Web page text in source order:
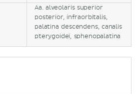
Aa. alveolaris superior
posterior, infraorbitalis,
palatina descendens, canalis
pterygoidei, sphenopalatina